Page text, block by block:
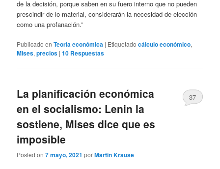
de la decisión, porque saben en su fuero interno que no pueden
prescindir de lo material, considerarán la necesidad de elección
como una profanación.”
Publicado en Teoría económica | Etiquetado cálculo económico,
Mises,precios |10 Respuestas
La planificación económica
en el socialismo: Lenin la
sostiene, Mises dice que es
imposible
Posted on7 mayo, 2021 porMartin Krause
37